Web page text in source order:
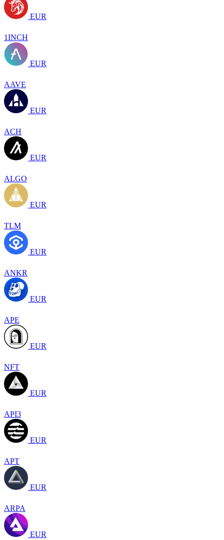
EUR
1INCH
EUR
AAVE
EUR
ACH
EUR
ALGO
EUR
TLM
EUR
ANKR
EUR
APE
EUR
NFT
EUR
API3
EUR
APT
EUR
ARPA
EUR